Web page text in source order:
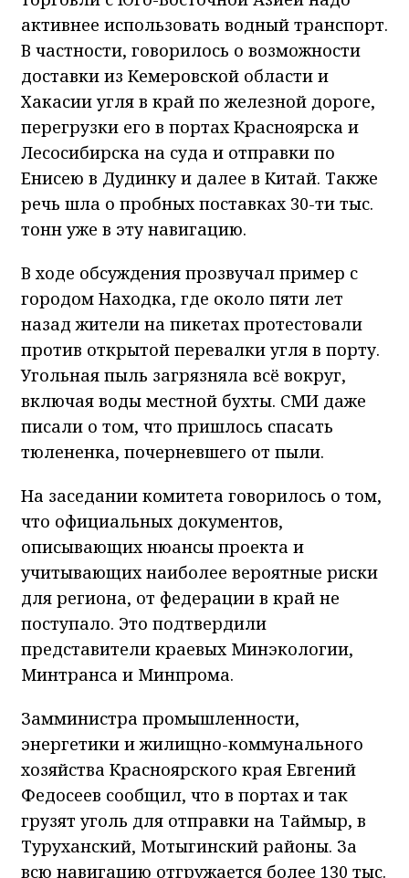
активнее использовать водный транспорт.
В частности, говорилось о возможности
доставки из Кемеровской области и
Хакасии угля в край по железной дороге,
перегрузки его в портах Красноярска и
Лесосибирска на суда и отправки по
Енисею в Дудинку и далее в Китай. Также
речь шла о пробных поставках 30-ти тыс.
тонн уже в эту навигацию.
В ходе обсуждения прозвучал пример с
городом Находка, где около пяти лет
назад жители на пикетах протестовали
против открытой перевалки угля в порту.
Угольная пыль загрязняла всё вокруг,
включая воды местной бухты. СМИ даже
писали о том, что пришлось спасать
тюлененка, почерневшего от пыли.
На заседании комитета говорилось о том,
что официальных документов,
описывающих нюансы проекта и
учитывающих наиболее вероятные риски
для региона, от федерации в край не
поступало. Это подтвердили
представители краевых Минэкологии,
Минтранса и Минпрома.
Замминистра промышленности,
энергетики и жилищно-коммунального
хозяйства Красноярского края Евгений
Федосеев сообщил, что в портах и так
грузят уголь для отправки на Таймыр, в
Туруханский, Мотыгинский районы. За
всю навигацию отгружается более 130 тыс.